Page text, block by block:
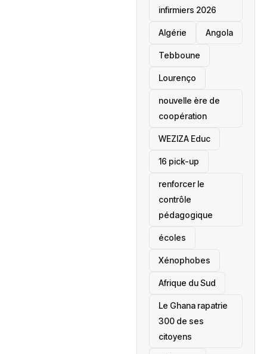
infirmiers 2026
‎Algérie Angola
Tebboune
Lourenço
nouvelle ère de
coopération
‎WEZIZA Educ
16 pick-up
renforcer le
contrôle
pédagogique
écoles
‎Xénophobes
Afrique du Sud
Le Ghana rapatrie
300 de ses
citoyens